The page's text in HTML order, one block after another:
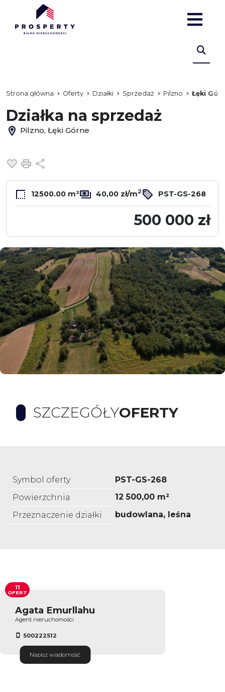
Strona główna Oferty Działki Sprzedaż Pilzno Łęki
Działka na sprzedaż
Pilzno, Łęki Górne
Dodaj do ulubionych
Drukuj
12500.00 m² 40,00 zł/m2 PST-GS-268
500 000 zł
SZCZEGÓŁYOFERTY
Symbol oferty
PST-GS-268
Powierzchnia
12 500,00 m²
Przeznaczenie działki
budowlana, leśna
Agata Emurllahu
Agent nieruchomości
500222512
Napisz wiadomość
11
OFERT